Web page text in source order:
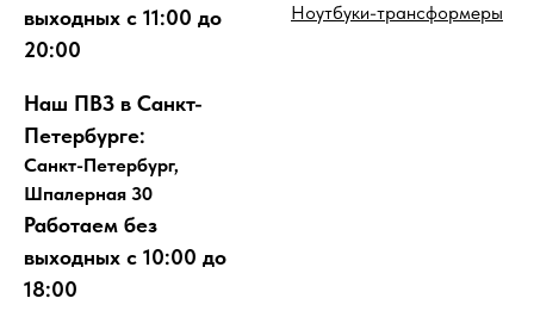
выходных с 11:00 до
20:00
Наш ПВЗ в Санкт-
Петербурге:
Санкт-Петербург,
Шпалерная 30
Работаем без
выходных с 10:00 до
18:00
Ноутбуки-трансформеры